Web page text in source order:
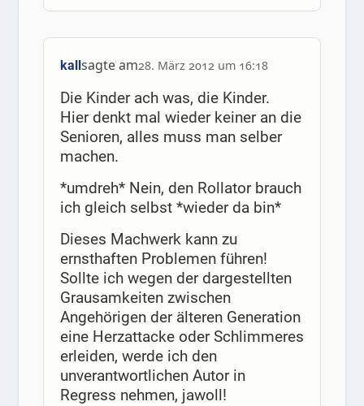
kall sagte am28. März 2012 um 16:18
Die Kinder ach was, die Kinder.
Hier denkt mal wieder keiner an die
Senioren, alles muss man selber
machen.
*umdreh* Nein, den Rollator brauch
ich gleich selbst *wieder da bin*
Dieses Machwerk kann zu
ernsthaften Problemen führen!
Sollte ich wegen der dargestellten
Grausamkeiten zwischen
Angehörigen der älteren Generation
eine Herzattacke oder Schlimmeres
erleiden, werde ich den
unverantwortlichen Autor in
Regress nehmen, jawoll!